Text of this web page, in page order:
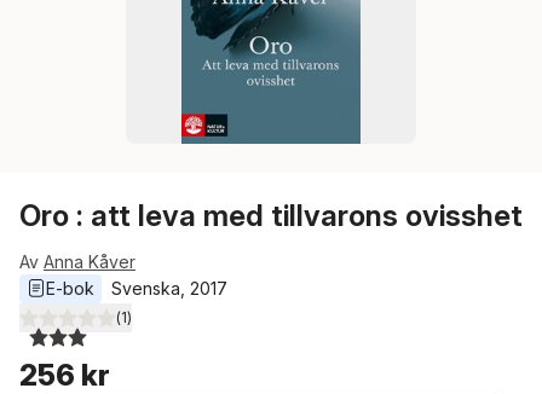
Oro : att leva med tillvarons ovisshet
Av Anna Kåver
E-bok
Svenska 2017
3,0utav 5 stjärnor. Totalt antal röster:
(1)
256 kr